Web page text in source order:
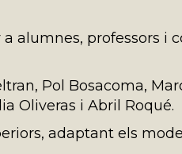
alumnes, professors i
Pol Bosacoma,
Oliveras i Abril Roqué.
adaptant els